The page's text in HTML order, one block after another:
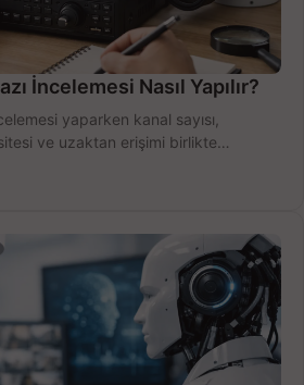
İncelemesi Nasıl Yapılır?
yaparken kanal sayısı,
ve uzaktan erişimi birlikte